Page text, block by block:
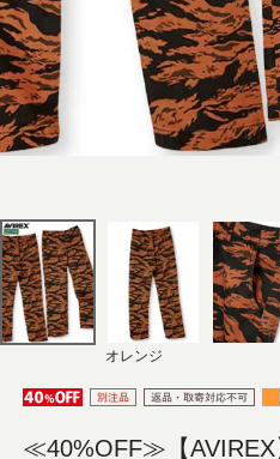
オレンジ
≪40%OFF≫【AVIREX